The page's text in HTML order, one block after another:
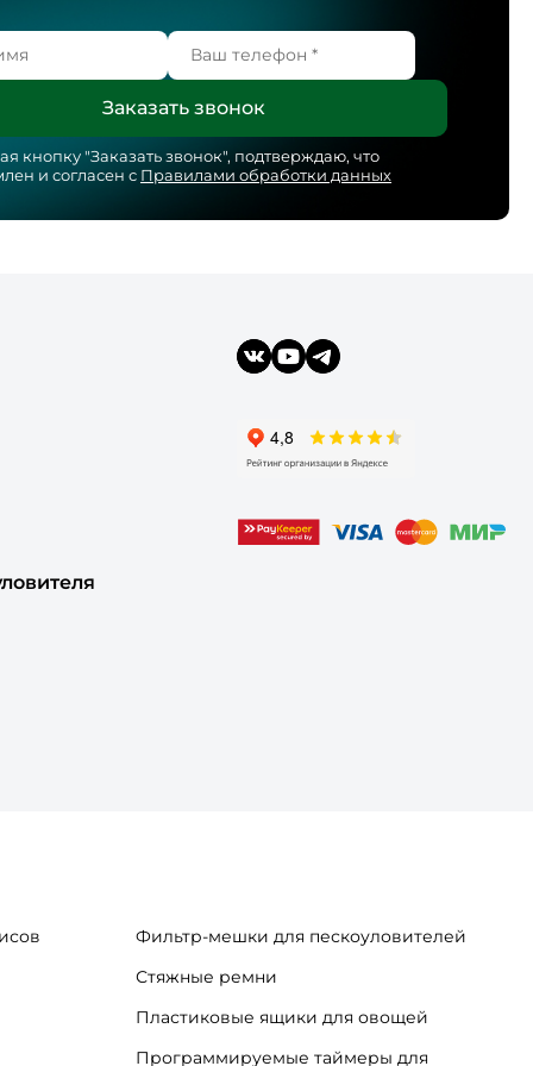
кнопку "Заказать звонок", подтверждаю, что
и согласен с Правилами обработки данных
Фильтр-мешки для пескоуловителей
Стяжные ремни
Пластиковые ящики для овощей
Программируемые таймеры для